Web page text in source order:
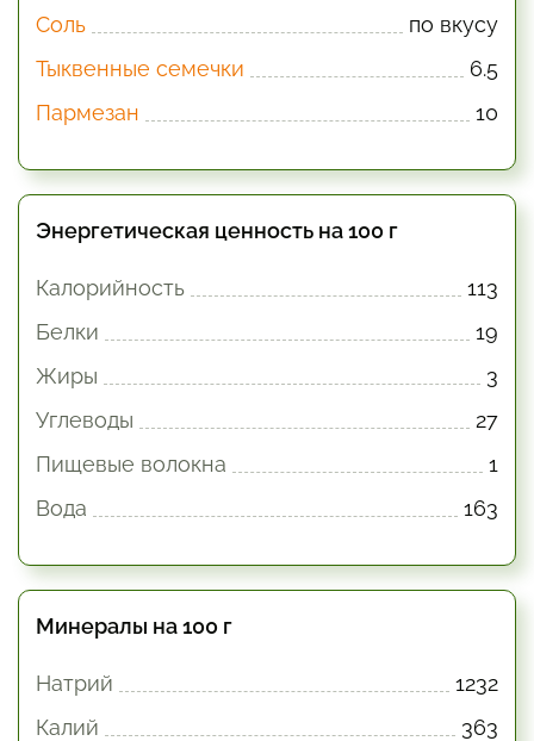
Соль
по вкусу
Тыквенные семечки
6.5
Пармезан
10
Энергетическая ценность на 100 г
Калорийность
113
Белки
19
Жиры
3
Углеводы
27
Пищевые волокна
1
Вода
163
Минералы на 100 г
Натрий
1232
Калий
363